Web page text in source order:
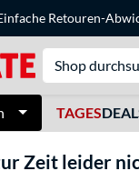
Retouren-
TAGES
Zeit leider